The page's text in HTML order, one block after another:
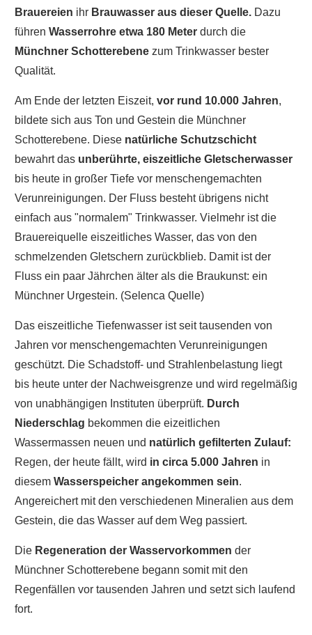
Brauereien ihr Brauwasser aus dieser Quelle. Dazu
führen Wasserrohre etwa 180 Meter durch die
Münchner Schotterebene zum Trinkwasser bester
Qualität.
Am Ende der letzten Eiszeit, vor rund 10.000 Jahren,
bildete sich aus Ton und Gestein die Münchner
Schotterebene. Diese natürliche Schutzschicht
bewahrt das unberührte, eiszeitliche Gletscherwasser
bis heute in großer Tiefe vor menschengemachten
Verunreinigungen. Der Fluss besteht übrigens nicht
einfach aus "normalem" Trinkwasser. Vielmehr ist die
Brauereiquelle eiszeitliches Wasser, das von den
schmelzenden Gletschern zurückblieb. Damit ist der
Fluss ein paar Jährchen älter als die Braukunst: ein
Münchner Urgestein. (Selenca Quelle)
Das eiszeitliche Tiefenwasser ist seit tausenden von
Jahren vor menschengemachten Verunreinigungen
geschützt. Die Schadstoff- und Strahlenbelastung liegt
bis heute unter der Nachweisgrenze und wird regelmäßig
von unabhängigen Instituten überprüft. Durch
Niederschlag bekommen die eizeitlichen
Wassermassen neuen und natürlich gefilterten Zulauf:
Regen, der heute fällt, wird in circa 5.000 Jahren in
diesem Wasserspeicher angekommen sein.
Angereichert mit den verschiedenen Mineralien aus dem
Gestein, die das Wasser auf dem Weg passiert.
Die Regeneration der Wasservorkommen der
Münchner Schotterebene begann somit mit den
Regenfällen vor tausenden Jahren und setzt sich laufend
fort.